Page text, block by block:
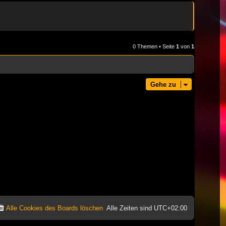
0 Themen • Seite 1 von 1
Gehe zu
Alle Zeiten sind UTC+02:00
Alle Cookies des Boards löschen